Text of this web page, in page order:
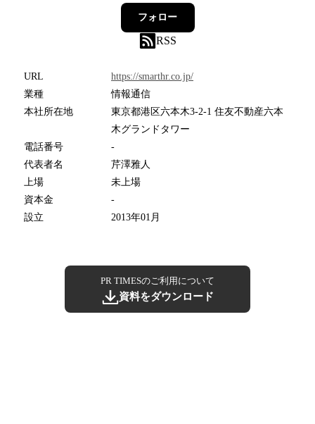
フォロー
RSS
URL
https://smarthr.co.jp/
業種
情報通信
本社所在地
東京都港区六本木3-2-1 住友不動産六本
木グランドタワー
電話番号
-
代表者名
芹澤雅人
上場
未上場
資本金
-
設立
2013年01月
PR TIMESのご利用について
資料をダウンロード